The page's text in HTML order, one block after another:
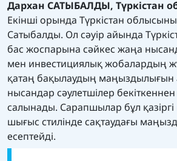
Дархан САТЫБАЛДЫ, Түркістан
Екінші орында Түркістан
Сатыбалды. Ол сәуір айында
бас жоспарына сәйкес жаңа
мен инвестициялық жобалардың
қатаң бақылаудың маңыздылығын
нысандар сәулетшілер бекіткеннен
салынады. Сарапшылар бұл қазіргі
шығыс стилінде сақтаудағы
есептейді.